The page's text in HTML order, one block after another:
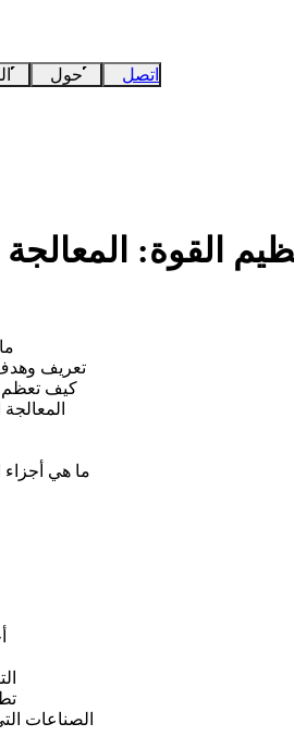
حول اتصل
القوة:
تعريف وهدف
كيف تعظم
ما هي أجزاء
الصناعات